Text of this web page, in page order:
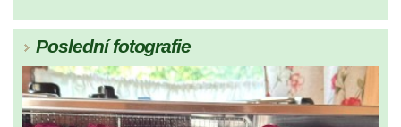
Poslední fotografie